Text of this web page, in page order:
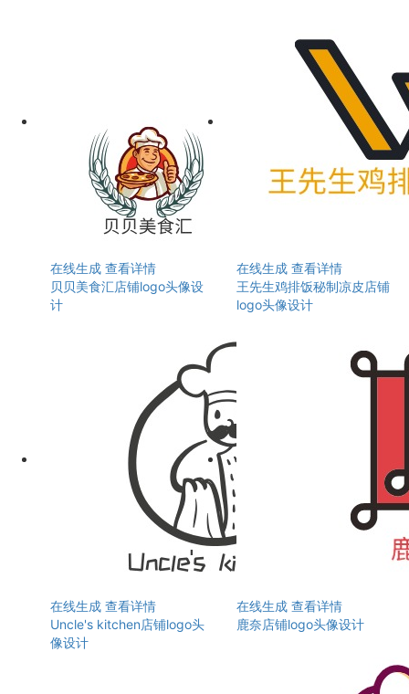
在线生成 查看详情
贝贝美食汇店铺logo头像设
计
在线生成 查看详情
王先生鸡排饭秘制凉皮店铺
logo头像设计
在线生成 查看详情
Uncle's kitchen店铺logo头
像设计
在线生成 查看详情
鹿奈店铺logo头像设计